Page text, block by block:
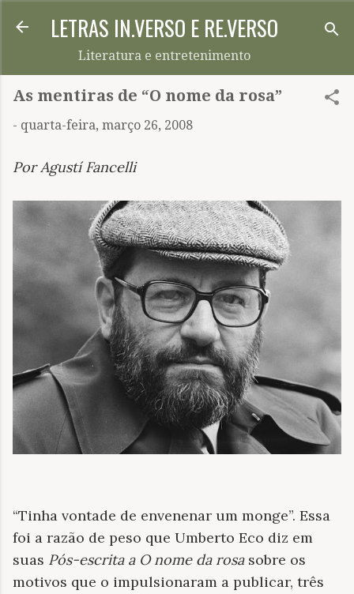
Pular para o conteúdo principal
LETRAS IN.VERSO E RE.VERSO
Literatura e entretenimento
As mentiras de “O nome da rosa”
- quarta-feira, março 26, 2008
Por Agustí Fancelli
“Tinha vontade de envenenar um monge”. Essa
foi a razão de peso que Umberto Eco diz em
suas Pós-escrita a O nome da rosasobre os
motivos que o impulsionaram a publicar, três